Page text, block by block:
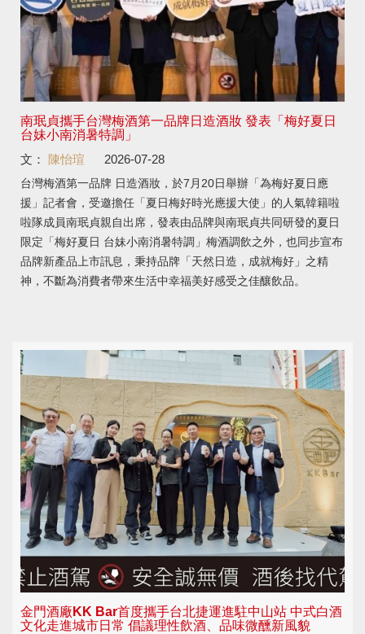
南珉貞攜手台灣梅酒第一品牌日造酒妝 發表「梅好夏日
台妹小南消暑特調」
文：
陳怡瑄 2026-07-28
台灣梅酒第一品牌 日造酒妝，於7月20日舉辦「為梅好夏日應
援」記者會，受邀擔任「夏日梅好時光應援大使」的人氣韓籍啦
啦隊成員南珉貞親自出席，發表由品牌與南珉貞共同研發的夏日
限定「梅好夏日 台妹小南消暑特調」梅酒調飲之外，也同步宣布
品牌新產品上市訊息，秉持品牌「天然日造，成就梅好」之精
神，不斷為消費者帶來生活中幸福美好感受之佳釀飲品。
金門酒廠KK Bar首度攜手台北捷運進駐中山站 中式白酒
文化走進城市日常 倡議理性飲酒、品味微醺新風貌